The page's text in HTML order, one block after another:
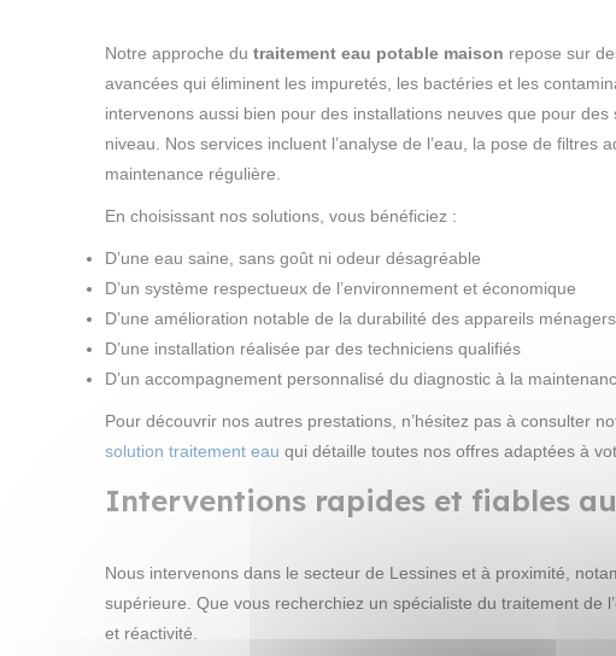
Notre approche du traitement eau potable maison repose sur
avancées qui éliminent les impuretés, les bactéries et les
intervenons aussi bien pour des installations neuves que pour des
niveau. Nos services incluent l’analyse de l’eau, la pose de filtres
maintenance régulière.
En choisissant nos solutions, vous bénéficiez :
D’une eau saine, sans goût ni odeur désagréable
D’un système respectueux de l’environnement et économique
D’une amélioration notable de la durabilité des appareils ménagers
D’une installation réalisée par des techniciens qualifiés
D’un accompagnement personnalisé du diagnostic à la
Pour découvrir nos autres prestations, n’hésitez pas à consulter
solution traitement eau qui détaille toutes nos offres adaptées à
Interventions rapides et fiables
Nous intervenons dans le secteur de Lessines et à proximité,
supérieure. Que vous recherchiez un spécialiste du traitement de
et réactivité.